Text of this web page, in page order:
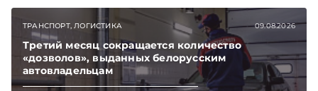
ТРАНСПОРТ, ЛОГИСТИКА 09.08.2026
Третий месяц сокращается количество
«дозволов», выданных белорусским
автовладельцам